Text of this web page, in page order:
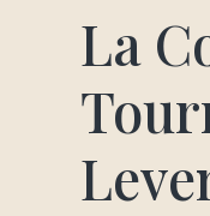
La